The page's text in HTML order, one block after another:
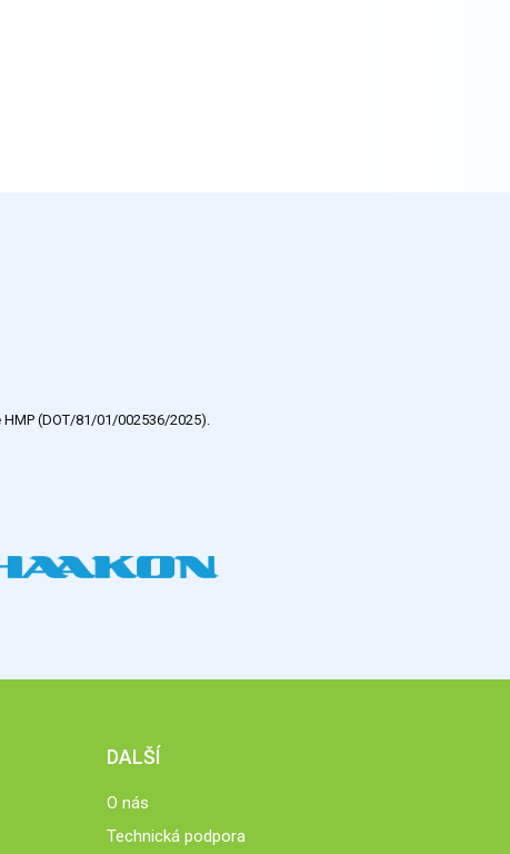
(DOT/81/01/002536/2025).
DALŠÍ
O nás
Technická podpora